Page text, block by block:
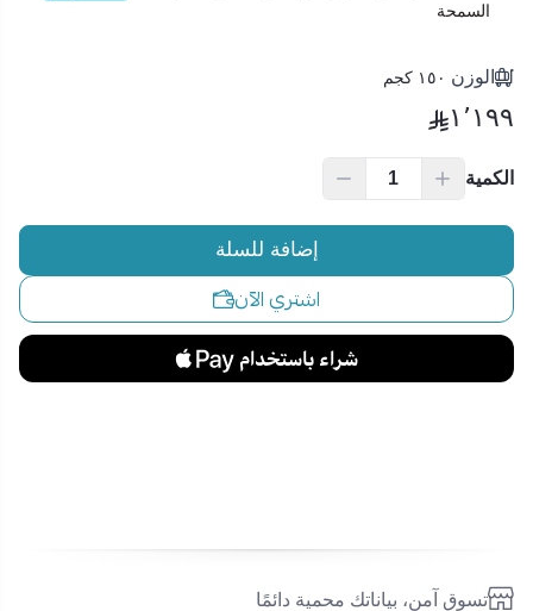
السمحة
الوزن ١٥٠ كجم
١٬١٩٩
الكمية
إضافة للسلة
اشتري الآن
تسوق آمن، بياناتك محمية دائمًا